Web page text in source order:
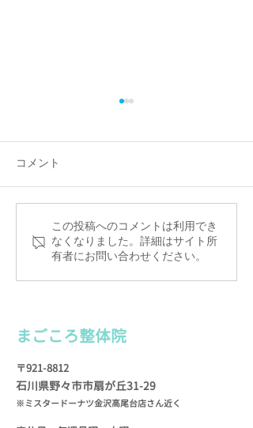
整体院の店舗裏のスペース
が、ツタや草、枯れ葉で大変
なことになっていまして、 先
日自分でも処理したのです
が、とても処分しきれず…
う〜ん、どうしようかと思っ
ていたら、 便利屋さんに頼ん
でみたらいいかもしれない
コメント
この投稿へのコメントは利用でき
なくなりました。詳細はサイト所
有者にお問い合わせください。
まごころ整体院
〒921-8812
石川県野々市市扇が丘31-29
※ミスタードーナツ金沢高尾台店さん近く